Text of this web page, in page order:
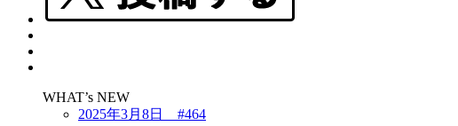
WHAT’s NEW
2025年3月8日 #464